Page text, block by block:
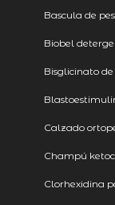
Bascula de
Biobel
Bisglicinato
Calzado
Champú
Clorhexidina